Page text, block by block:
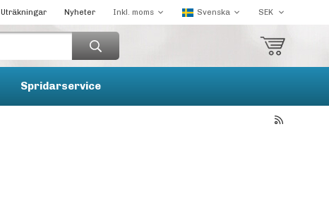
Uträkningar Nyheter
Spridarservice